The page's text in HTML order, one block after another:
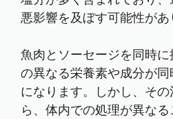
悪影響を及ぼす可能性があ
魚肉とソーセージを同時
の異なる栄養素や成分が
になります。しかし、そ
ら、体内での処理が異な